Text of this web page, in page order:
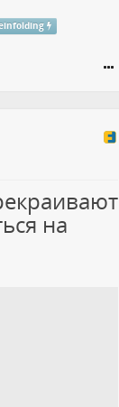
на